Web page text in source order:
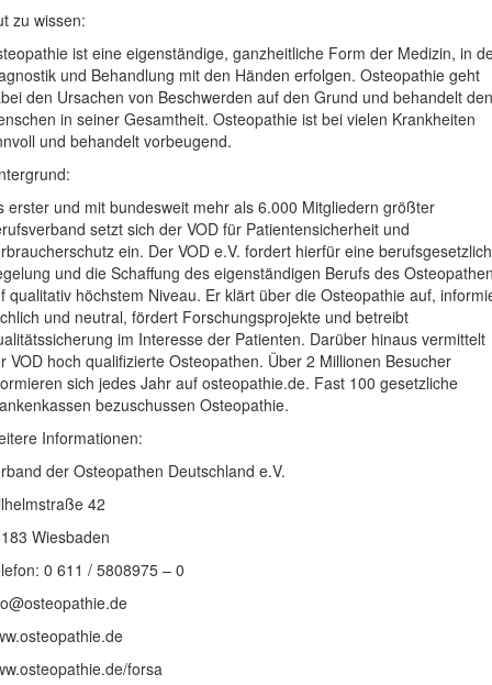
zu wissen:
ist eine eigenständige, ganzheitliche Form der Medizin, in
und Behandlung mit den Händen erfolgen. Osteopathie geht
den Ursachen von Beschwerden auf den Grund und behandelt den
in seiner Gesamtheit. Osteopathie ist bei vielen Krankheiten
und behandelt vorbeugend.
erster und mit bundesweit mehr als 6.000 Mitgliedern größter
setzt sich der VOD für Patientensicherheit und
ein. Der VOD e.V. fordert hierfür eine
und die Schaffung des eigenständigen Berufs des
qualitativ höchstem Niveau. Er klärt über die Osteopathie auf,
und neutral, fördert Forschungsprojekte und betreibt
im Interesse der Patienten. Darüber hinaus vermittelt
VOD hoch qualifizierte Osteopathen. Über 2 Millionen Besucher
sich jedes Jahr auf osteopathie.de. Fast 100 gesetzliche
bezuschussen Osteopathie.
Informationen:
der Osteopathen Deutschland e.V.
42
Wiesbaden
0 611 / 5808975 – 0
forsa